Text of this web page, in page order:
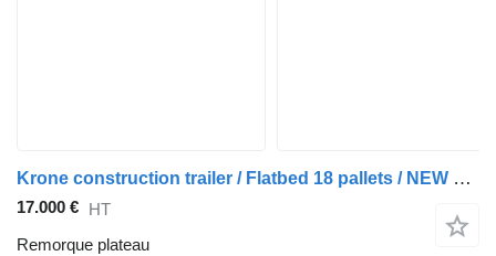
Krone construction trailer / Flatbed 18 pallets / NEW year 2024
17.000 € HT
Remorque plateau